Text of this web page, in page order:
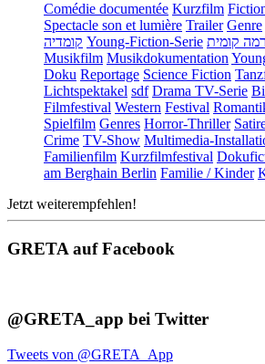
Comédie documentée Kurzfilm
Spectacle son et lumière Trailer Genre
קומדיה Young-Fiction-Serie קומית
Musikfilm Musikdokumentation
Doku Reportage Science Fiction
Lichtspektakel sdf Drama TV-Serie
Filmfestival Western Festival
Spielfilm Genres Horror-Thriller
Crime TV-Show Multimedia-
Familienfilm Kurzfilmfestival
am Berghain Berlin Familie / Kinder
Jetzt weiterempfehlen!
GRETA auf Facebook
@GRETA_app bei Twitter
Tweets von @GRETA_App